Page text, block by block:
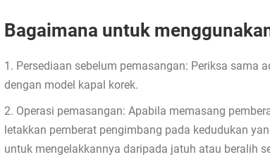
Bagaimana untuk
1. Persediaan sebelum pemasangan: Periksa sama
dengan model kapal korek.
2. Operasi pemasangan: Apabila memasang
letakkan pemberat pengimbang pada kedudukan
untuk mengelakkannya daripada jatuh atau beralih